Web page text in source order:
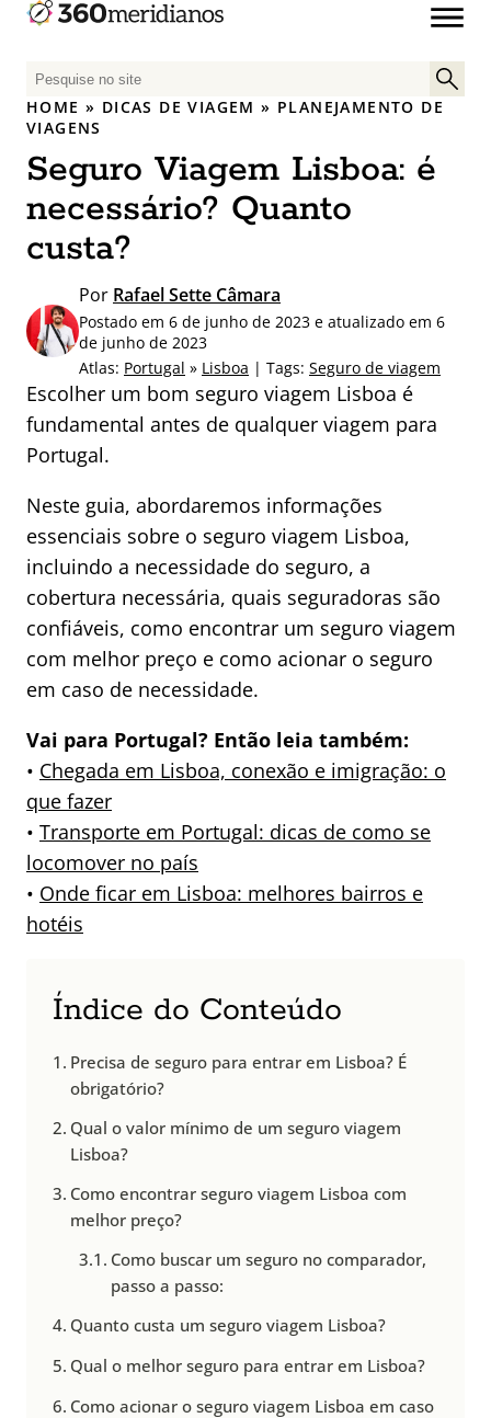
P
e
s
q
u
i
a
p
o
:
HOME » DICAS DE VIAGEM » PLANEJAMENTO DE
VIAGENS
Seguro Viagem Lisboa: é
necessário? Quanto
custa?
Por Rafael Sette Câmara
Postado em 6 de junho de 2023 e atualizado em 6
de junho de 2023
Atlas: Portugal » Lisboa | Tags: Seguro de viagem
Escolher um bom seguro viagem Lisboa é
fundamental antes de qualquer viagem para
Portugal.
Neste guia, abordaremos informações
essenciais sobre o seguro viagem Lisboa,
incluindo a necessidade do seguro, a
cobertura necessária, quais seguradoras são
confiáveis, como encontrar um seguro viagem
com melhor preço e como acionar o seguro
em caso de necessidade.
Vai para Portugal? Então leia também:
• Chegada em Lisboa, conexão e imigração: o
que fazer
• Transporte em Portugal: dicas de como se
locomover no país
• Onde ficar em Lisboa: melhores bairros e
hotéis
Índice do Conteúdo
Precisa de seguro para entrar em Lisboa? É
obrigatório?
Qual o valor mínimo de um seguro viagem
Lisboa?
Como encontrar seguro viagem Lisboa com
melhor preço?
Como buscar um seguro no comparador,
passo a passo:
Quanto custa um seguro viagem Lisboa?
Qual o melhor seguro para entrar em Lisboa?
Como acionar o seguro viagem Lisboa em caso